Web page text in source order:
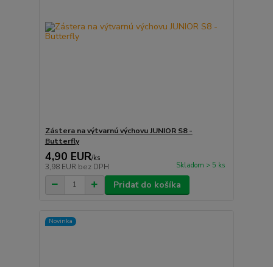
Zástera na výtvarnú výchovu JUNIOR S8 -
Butterfly
4,90 EUR/ks
3,98 EUR bez DPH Skladom > 5 ks
Pridať do košíka
Novinka